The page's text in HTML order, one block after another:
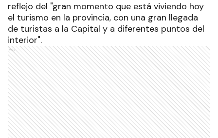
reflejo del "gran momento que está viviendo hoy
el turismo en la provincia, con una gran llegada
de turistas a la Capital y a diferentes puntos del
interior".
Ads